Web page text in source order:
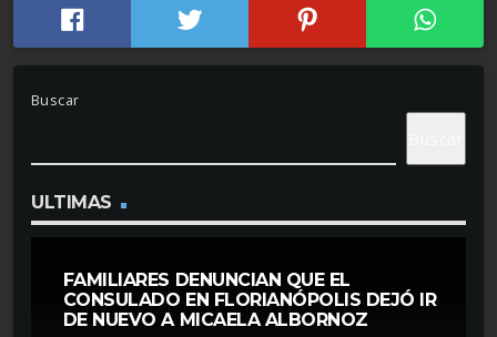
Buscar
ULTIMAS
FAMILIARES DENUNCIAN QUE EL
CONSULADO EN FLORIANÓPOLIS DEJÓ IR
DE NUEVO A MICAELA ALBORNOZ